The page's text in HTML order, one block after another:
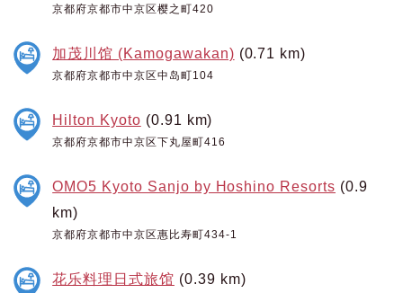
京都府京都市中京区樱之町420
加茂川馆 (Kamogawakan) (0.71 km)
京都府京都市中京区中岛町104
Hilton Kyoto (0.91 km)
京都府京都市中京区下丸屋町416
OMO5 Kyoto Sanjo by Hoshino Resorts (0.9
km)
京都府京都市中京区惠比寿町434-1
花乐料理日式旅馆 (0.39 km)